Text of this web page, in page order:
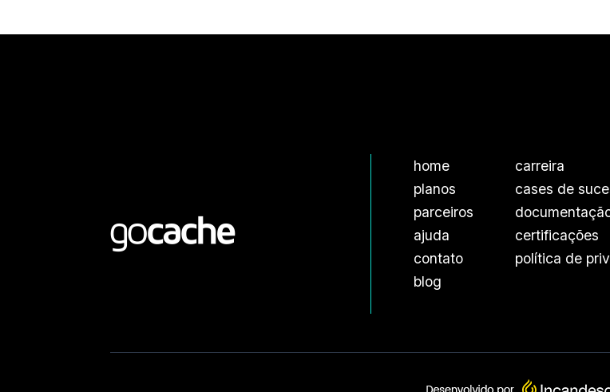
home
planos
parceiros
ajuda
contato
blog
carreira
cases de
certificações
política de